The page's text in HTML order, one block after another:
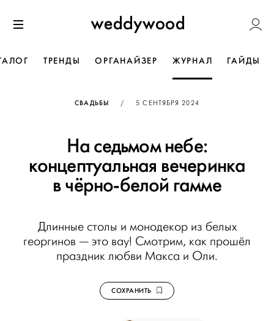
к содержанию
Weddywood
ТРЕНДЫ ОРГАНАЙЗЕР ЖУРНАЛ ГАЙДЫ
СВАДЬБЫ / ОПУБЛИКОВАНО
5 СЕНТЯБРЯ 2024
На седьмом небе:
концептуальная вечеринка
в чёрно-белой гамме
Длинные столы и монодекор из белых
георгинов — это вау! Смотрим, как прошёл
праздник любви Макса и Оли.
СОХРАНИТЬ